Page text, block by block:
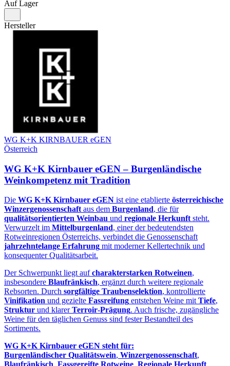
Auf Lager
Hersteller
WG K+K KIRNBAUER eGEN
Österreich
WG K+K Kirnbauer eGEN – Burgenländische
Weinkompetenz mit Tradition
Die WG K+K Kirnbauer eGEN ist eine etablierte österreichische
Winzergenossenschaft aus dem Burgenland, die für
qualitätsorientierten Weinbau und regionale Herkunft steht.
Verwurzelt im Mittelburgenland, einer der bedeutendsten
Rotweinregionen Österreichs, verbindet die Genossenschaft
jahrzehntelange Erfahrung mit moderner Kellertechnik und
konsequenter Qualitätsarbeit.
Der Schwerpunkt liegt aufcharakterstarken Rotweinen,
insbesondere Blaufränkisch, ergänzt durch weitere regionale
Rebsorten. Durch sorgfältige Traubenselektion, kontrollierte
Vinifikation und gezielte Fassreifung entstehen Weine mit Tiefe,
Struktur und klarerTerroir‑Prägung. Auch frische, zugängliche
Weine für den täglichen Genuss sind fester Bestandteil des
Sortiments.
WG K+K Kirnbauer eGEN steht für:
Burgenländischer Qualitätswein, Winzergenossenschaft,